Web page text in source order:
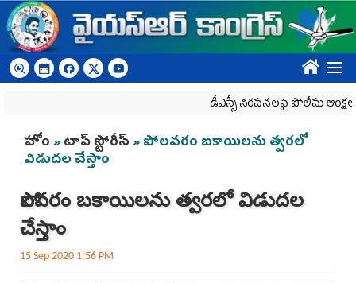
Skip to main content
????
డీఎస్సీ నిరసనలపై పోలీసు ఆంక్షలు
You are here
హోం »టాప్ స్టోరీస్ » పోలవరం బకాయిలను త్వరలో
విడుదల చేస్తాం
పోలవరం బకాయిలను త్వరలో విడుదల
చేస్తాం
15 Sep 2020 1:56 PM